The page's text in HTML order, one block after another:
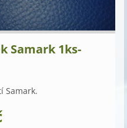
Samark 1ks-
Samark.